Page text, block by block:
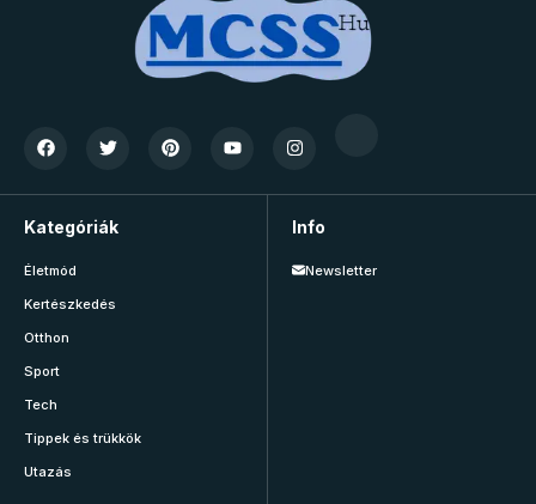
Kategóriák
Életmód
Kertészkedés
Otthon
Sport
Tech
Tippek és trükkök
Utazás
Info
Newsletter